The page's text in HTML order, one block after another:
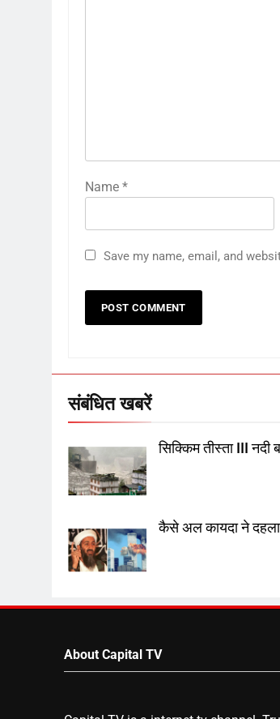
Name *
Save my name, email, and
संबंधित खबरें
सिक्किम तीस्ता III नदी
कैसे अल कायदा ने दहला
About Capital TV